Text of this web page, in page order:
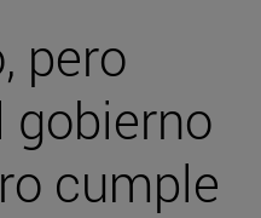
pero
gobierno
cumple